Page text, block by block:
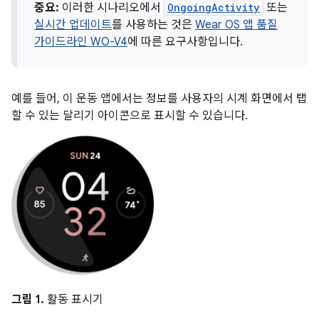
중요: 이러한 시나리오에서 OngoingActivity 또는
실시간 업데이트를 사용하는 것은 Wear OS 앱 품질
가이드라인 WO-V4에 따른 요구사항입니다.
예를 들어, 이 운동 앱에서는 정보를 사용자의 시계 화면에서 탭
할 수 있는 달리기 아이콘으로 표시할 수 있습니다.
그림 1. 활동 표시기